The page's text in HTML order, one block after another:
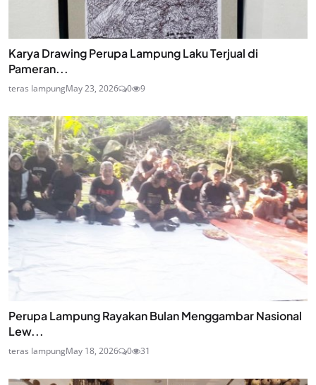
Karya Drawing Perupa Lampung Laku Terjual di
Pameran...
teras lampungMay 23, 2026 0 9
Perupa Lampung Rayakan Bulan Menggambar Nasional
Lew...
teras lampungMay 18, 2026 0 31